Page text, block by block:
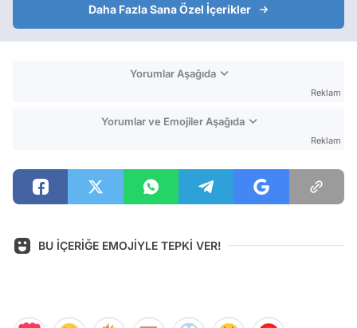
Daha Fazla Sana Özel İçerikler
Yorumlar Aşağıda
Reklam
Yorumlar ve Emojiler Aşağıda
Reklam
BU İÇERİĞE EMOJİYLE TEPKİ VER!